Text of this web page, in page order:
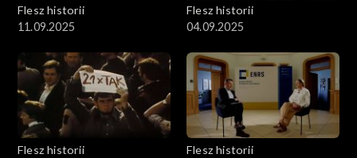
Flesz historii
11.09.2025
Flesz historii
04.09.2025
Flesz historii
Flesz historii